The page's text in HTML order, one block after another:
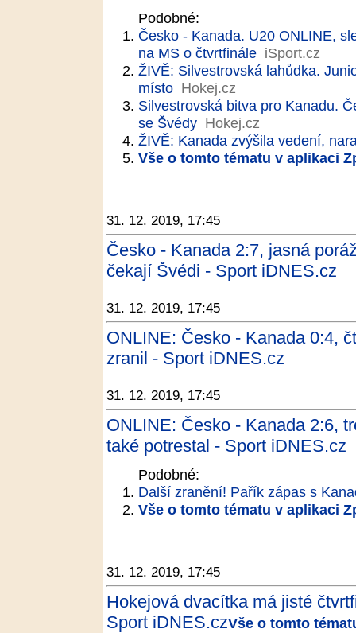
Podobné:
Česko - Kanada. U20 ONLINE,
na MS o čtvrtfinále iSport.cz
ŽIVĚ: Silvestrovská lahůdka.
místo Hokej.cz
Silvestrovská bitva pro Kanadu.
se Švédy Hokej.cz
ŽIVĚ: Kanada zvýšila vedení,
Vše o tomto tématu v aplikaci
31. 12. 2019, 17:45
Česko - Kanada 2:7, jasná
čekají Švédi - Sport iDNES.cz
31. 12. 2019, 17:45
ONLINE: Česko - Kanada 0:4,
zranil - Sport iDNES.cz
31. 12. 2019, 17:45
ONLINE: Česko - Kanada 2:6,
také potrestal - Sport iDNES.cz
Podobné:
Další zranění! Pařík zápas s
Vše o tomto tématu v aplikaci
31. 12. 2019, 17:45
Hokejová dvacítka má jisté
Sport iDNES.czVše o tomto